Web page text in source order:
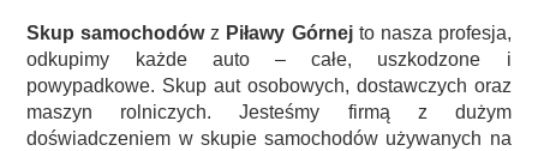
Skup samochodówz Piławy Górnej to nasza profesja,
odkupimy każde auto – całe, uszkodzone i
powypadkowe. Skup aut osobowych, dostawczych oraz
maszyn rolniczych. Jesteśmy firmą z dużym
doświadczeniem w skupie samochodów używanych na